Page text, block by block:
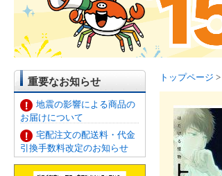
重要なお知らせ
地震の影響による商品の
お届けについて
宅配注文の配送料・代金
引換手数料改定のお知らせ
トップページ >